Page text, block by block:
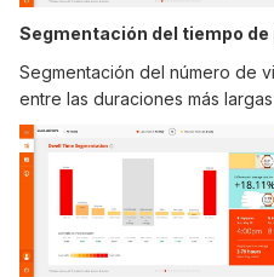
Segmentación del tiempo
Segmentación del número de
entre las duraciones más